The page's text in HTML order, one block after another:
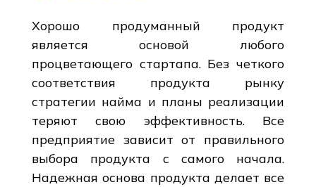
Хорошо продуманный продукт
является основой любого
процветающего стартапа. Без четкого
соответствия продукта рынку
стратегии найма и планы реализации
теряют свою эффективность. Все
предприятие зависит от правильного
выбора продукта с самого начала.
Надежная основа продукта делает все